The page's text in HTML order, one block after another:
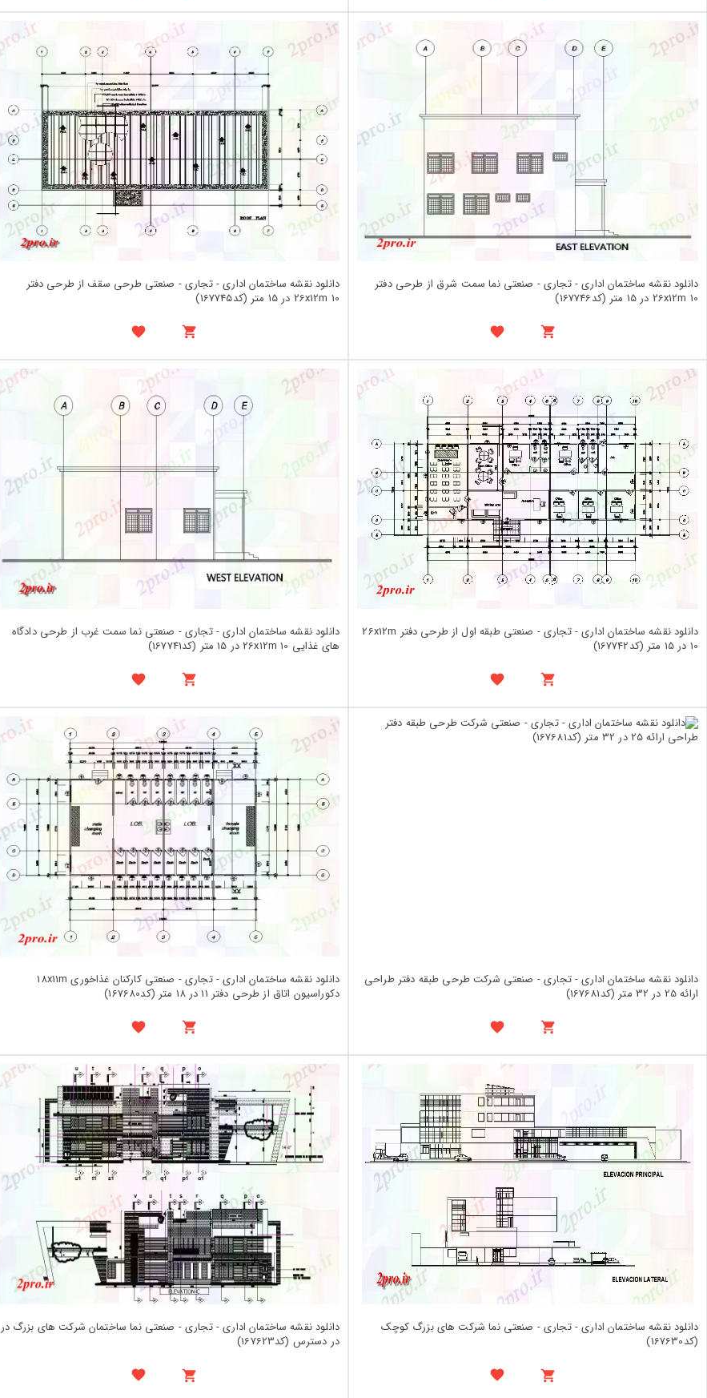
دانلود نقشه ساختمان اداری - تجاری - صنعتی نما سمت شرق از طرحی دفتر
26x12m 10 در 15 متر (کد167746)
دانلود نقشه ساختمان اداری - تجاری - صنعتی طرحی سقف از طرحی دفتر
26x12m 10 در 15 متر (کد167745)
دانلود نقشه ساختمان اداری - تجاری - صنعتی طبقه اول از طرحی دفتر 26x12m
10 در 15 متر (کد167742)
دانلود نقشه ساختمان اداری - تجاری - صنعتی نما سمت غرب از طرحی دادگاه
های غذایی 26x12m 10 در 15 متر (کد167741)
دانلود نقشه ساختمان اداری - تجاری - صنعتی شرکت طرحی طبقه دفتر طراحی
ارائه 25 در 32 متر (کد167681)
دانلود نقشه ساختمان اداری - تجاری - صنعتی کارکنان غذاخوری 18x11m
دکوراسیون اتاق از طرحی دفتر 11 در 18 متر (کد167680)
دانلود نقشه ساختمان اداری - تجاری - صنعتی نما شرکت های بزرگ کوچک
(کد167630)
دانلود نقشه ساختمان اداری - تجاری - صنعتی نما ساختمان شرکت های بزرگ در
در دسترس (کد167623)